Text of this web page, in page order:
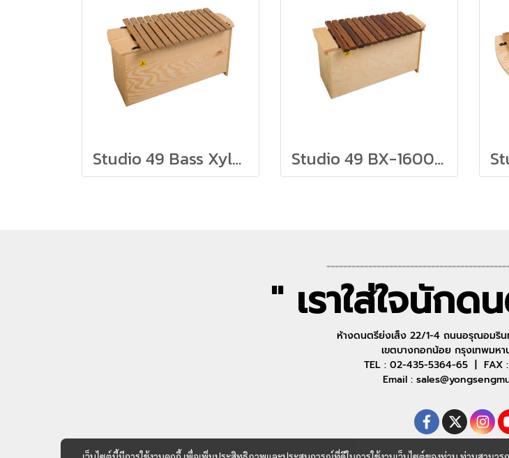
Studio 49 Bass Xylophone Grillodur BXG1000 Studio 49 BX-1600 Bass Xylophone
" เราใส่ใจนัก
ห้างดนตรีย่งเส็ง 22/1-4 ถนนอรุณอมริ
เขตบางกอกน้อย กรุงเทพมห
TEL : 02-435-5364-65 | FAX
Email :